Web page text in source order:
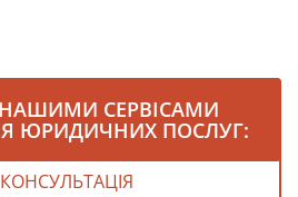
СЕРВІСАМИ
ЮРИДИЧНИХ ПОСЛУГ: